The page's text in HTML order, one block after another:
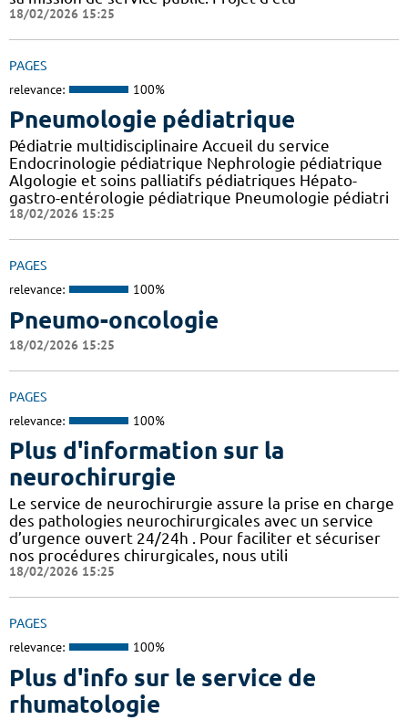
18/02/2026 15:25
PAGES
relevance: 100%
Pneumologie pédiatrique
Pédiatrie multidisciplinaire Accueil du service
Endocrinologie pédiatrique Nephrologie pédiatrique
Algologie et soins palliatifs pédiatriques Hépato-
gastro-entérologie pédiatrique Pneumologie pédiatri
18/02/2026 15:25
PAGES
relevance: 100%
Pneumo-oncologie
18/02/2026 15:25
PAGES
relevance: 100%
Plus d'information sur la
neurochirurgie
Le service de neurochirurgie assure la prise en charge
des pathologies neurochirurgicales avec un service
d’urgence ouvert 24/24h . Pour faciliter et sécuriser
nos procédures chirurgicales, nous utili
18/02/2026 15:25
PAGES
relevance: 100%
Plus d'info sur le service de
rhumatologie